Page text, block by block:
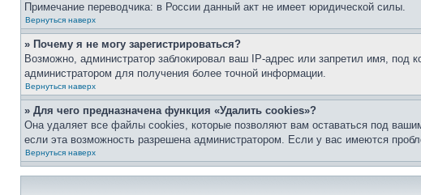
Примечание переводчика: в России данный акт не имеет юридической силы.
Вернуться наверх
» Почему я не могу зарегистрироваться?
Возможно, администратор заблокировал ваш IP-адрес или запретил имя, под
администратором для получения более точной информации.
Вернуться наверх
» Для чего предназначена функция «Удалить cookies»?
Она удаляет все файлы cookies, которые позволяют вам оставаться под
если эта возможность разрешена администратором. Если у вас имеются
Вернуться наверх